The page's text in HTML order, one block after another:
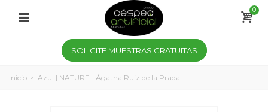
0
SOLICITE MUESTRAS GRATUITAS
Inicio > Azul | NATURF - Ágatha Ruiz de la Prada